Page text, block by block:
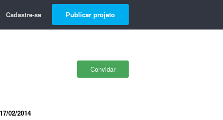
Cadastre-se Publicar projeto
Convidar
17/02/2014